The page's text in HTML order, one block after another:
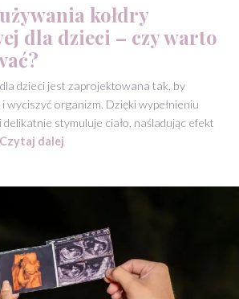
kołdry
dla dzieci – czy warto
dzieci jest zaprojektowana tak, by
wyciszyć organizm. Dzięki wypełnieniu
delikatnie stymuluje ciało, naśladując efekt
Czytaj dalej